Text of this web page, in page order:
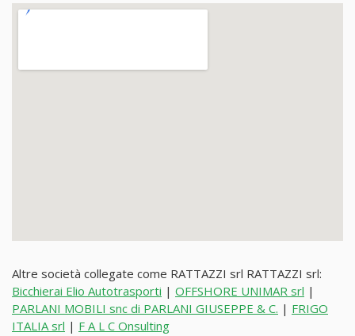
Altre società collegate come RATTAZZI srl RATTAZZI srl:
Bicchierai Elio Autotrasporti | OFFSHORE UNIMAR srl |
PARLANI MOBILI snc di PARLANI GIUSEPPE & C. | FRIGO
ITALIA srl | F A L C Onsulting